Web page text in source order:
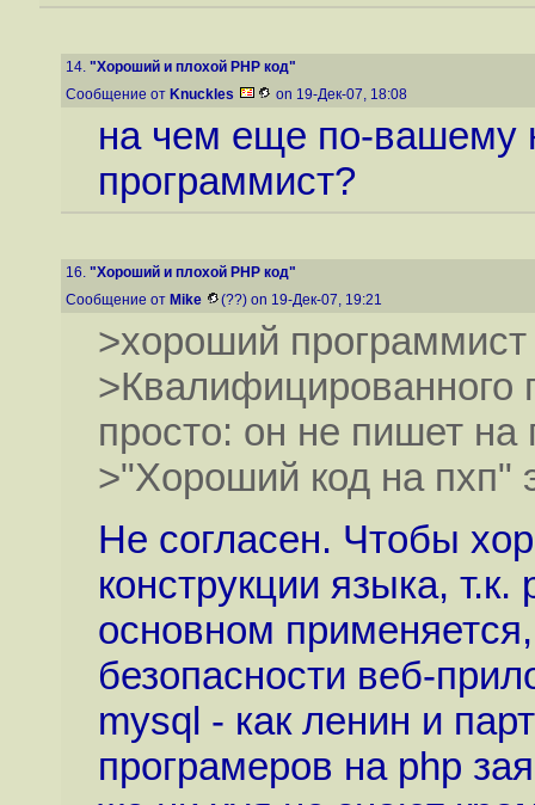
14. "Хороший и плохой PHP код"
Сообщение от Knuckles on 19-Дек-07, 18:08
на чем еще по-вашему
программист?
16. "Хороший и плохой PHP код"
Сообщение от Mike (??) on 19-Дек-07, 19:21
>хороший
>Квалифицированного
просто: он не пишет на
>"Хороший код на пхп"
Не согласен. Чтобы
конструкции языка,
основном
безопасности веб-
mysql - как ленин и
програмеров на php